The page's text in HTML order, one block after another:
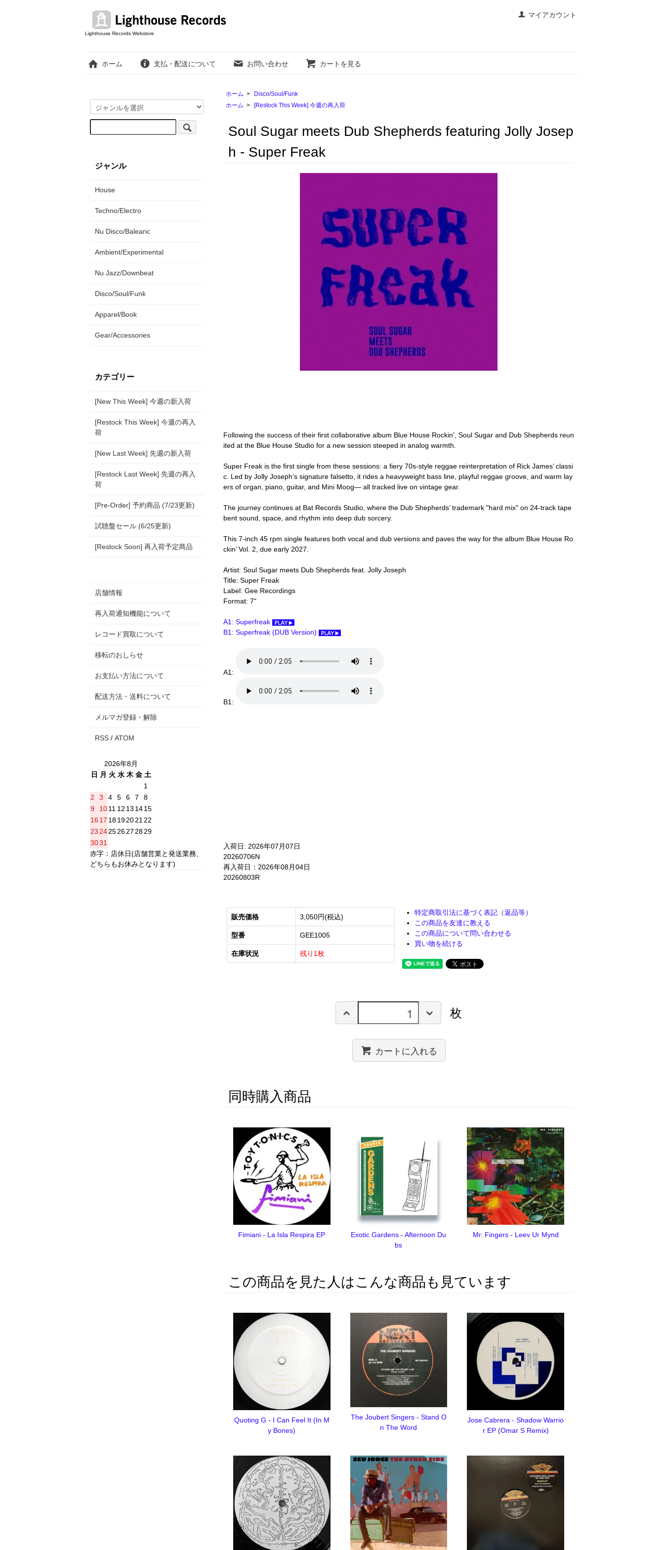
マイアカウント
Lighthouse Records Webstore
ホーム 支払・配送について お問い合わせ カートを見る
ホーム >
Disco/Soul/Funk
ホーム > [Restock This Week] 今週の再入荷
Soul Sugar meets Dub Shepherds featuring Jolly Josep
h - Super Freak
Following the success of their first collaborative album Blue House Rockin’, Soul Sugar and Dub Shepherds reun
ited at the Blue House Studio for a new session steeped in analog warmth.
Super Freak is the first single from these sessions: a fiery 70s-style reggae reinterpretation of Rick James’ classi
c. Led by Jolly Joseph’s signature falsetto, it rides a heavyweight bass line, playful reggae groove, and warm lay
ers of organ, piano, guitar, and Mini Moog― all tracked live on vintage gear.
The journey continues at Bat Records Studio, where the Dub Shepherds’ trademark "hard mix" on 24-track tape
bent sound, space, and rhythm into deep dub sorcery.
This 7-inch 45 rpm single features both vocal and dub versions and paves the way for the album Blue House Ro
ckin’ Vol. 2, due early 2027.
Artist: Soul Sugar meets Dub Shepherds feat. Jolly Joseph
Title: Super Freak
Label: Gee Recordings
Format: 7"
A1: Superfreak
B1: Superfreak (DUB Version)
A1:
B1:
入荷日: 2026年07月07日
20260706N
再入荷日：2026年08月04日
20260803R
販売価格 3,050円(税込)
型番 GEE1005
在庫状況 残り1枚
特定商取引法に基づく表記（返品等）
この商品を友達に教える
この商品について問い合わせる
買い物を続ける
枚
カートに入れる
同時購入商品
Fimiani - La Isla Respira EP
Exotic Gardens - Afternoon Du
bs
Mr. Fingers - Leev Ur Mynd
この商品を見た人はこんな商品も見ています
Quoting G - I Can Feel It (In M
y Bones)
The Joubert Singers - Stand O
n The Word
Jose Cabrera - Shadow Warrio
r EP (Omar S Remix)
ジャンル
House
Techno/Electro
Nu Disco/Balearic
Ambient/Experimental
Nu Jazz/Downbeat
Disco/Soul/Funk
Apparel/Book
Gear/Accessories
カテゴリー
[New This Week] 今週の新入荷
[Restock This Week] 今週の再入
荷
[New Last Week] 先週の新入荷
[Restock Last Week] 先週の再入
荷
[Pre-Order] 予約商品 (7/23更新)
試聴盤セール (6/25更新)
[Restock Soon] 再入荷予定商品
店舗情報
再入荷通知機能について
レコード買取について
移転のおしらせ
お支払い方法について
配送方法・送料について
メルマガ登録・解除
RSS / ATOM
2026年8月
日
月 火 水 木 金 土
1
2
3 4 5 6 7
8
9
1011 12 13 1415
16 17 18192021 22
23 24252627 2829
3031
赤字：店休日(店舗営業と発送業務、
どちらもお休みとなります)